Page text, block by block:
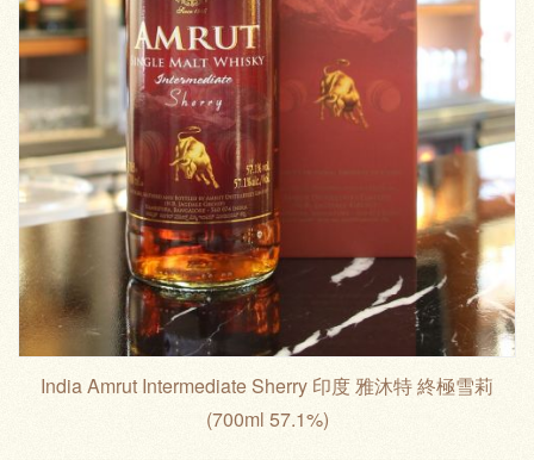
India Amrut Intermediate Sherry 印度 雅沐特 終極雪莉
(700ml 57.1%)